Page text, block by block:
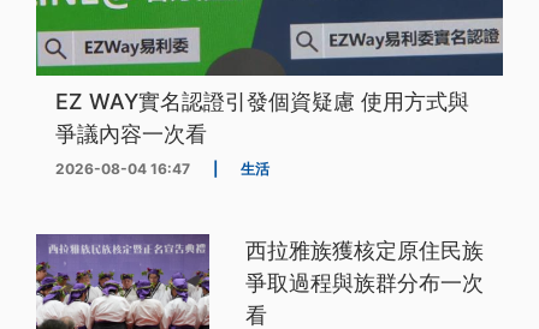
EZ WAY實名認證引發個資疑慮 使用方式與
爭議內容一次看
2026-08-04 16:47 生活
西拉雅族獲核定原住民族
爭取過程與族群分布一次
看